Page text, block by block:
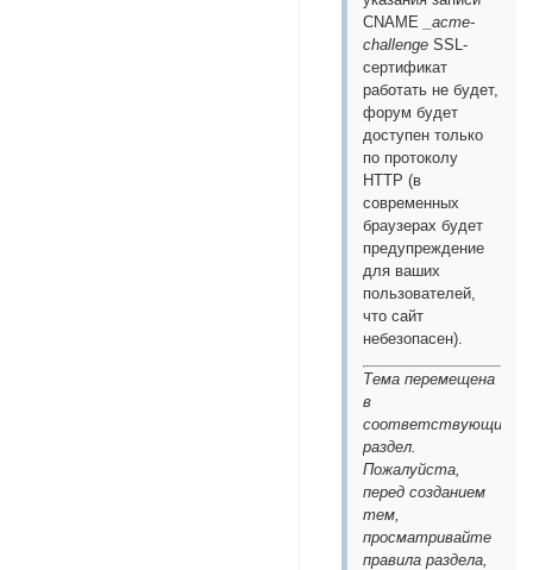
CNAME
_acme-
challenge SSL-
сертификат
работать не будет,
форум будет
доступен только
по протоколу
HTTP (в
современных
браузерах будет
предупреждение
для ваших
пользователей,
что сайт
небезопасен).
Тема перемещена
в
соответствующий
раздел.
Пожалуйста,
перед созданием
тем,
просматривайте
правила раздела,